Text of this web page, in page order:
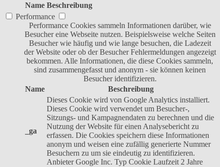
Name Beschreibung
Performance
Performance Cookies sammeln Informationen darüber, wie
Besucher eine Webseite nutzen. Beispielsweise welche Seiten
Besucher wie häufig und wie lange besuchen, die Ladezeit
der Website oder ob der Besucher Fehlermeldungen angezeigt
bekommen. Alle Informationen, die diese Cookies sammeln,
sind zusammengefasst und anonym - sie können keinen
Besucher identifizieren.
Name
Beschreibung
_ga
Dieses Cookie wird von Google Analytics installiert.
Dieses Cookie wird verwendet um Besucher-,
Sitzungs- und Kampagnendaten zu berechnen und die
Nutzung der Website für einen Analysebericht zu
erfassen. Die Cookies speichern diese Informationen
anonym und weisen eine zufällig generierte Nummer
Besuchern zu um sie eindeutig zu identifizieren.
Anbieter Google Inc. Typ Cookie Laufzeit 2 Jahre